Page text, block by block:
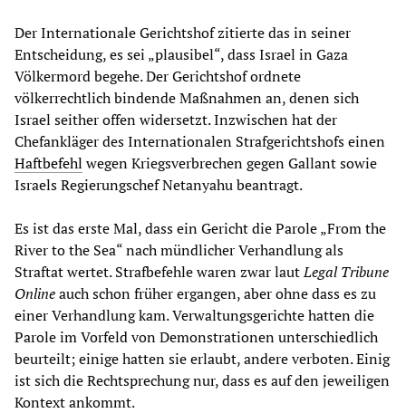
Der Internationale Gerichtshof zitierte das in seiner
Entscheidung, es sei „plausibel“, dass Israel in Gaza
Völkermord begehe. Der Gerichtshof ordnete
völkerrechtlich bindende Maßnahmen an, denen sich
Israel seither offen widersetzt. Inzwischen hat der
Chefankläger des Internationalen Strafgerichtshofs einen
Haftbefehl wegen Kriegsverbrechen gegen Gallant sowie
Israels Regierungschef Netanyahu beantragt.
Es ist das erste Mal, dass ein Gericht die Parole „From the
River to the Sea“ nach mündlicher Verhandlung als
Straftat wertet. Strafbefehle waren zwar lautLegal Tribune
Onlineauch schon früher ergangen, aber ohne dass es zu
einer Verhandlung kam. Verwaltungsgerichte hatten die
Parole im Vorfeld von Demonstrationen unterschiedlich
beurteilt; einige hatten sie erlaubt, andere verboten. Einig
ist sich die Rechtsprechung nur, dass es auf den jeweiligen
Kontext ankommt.